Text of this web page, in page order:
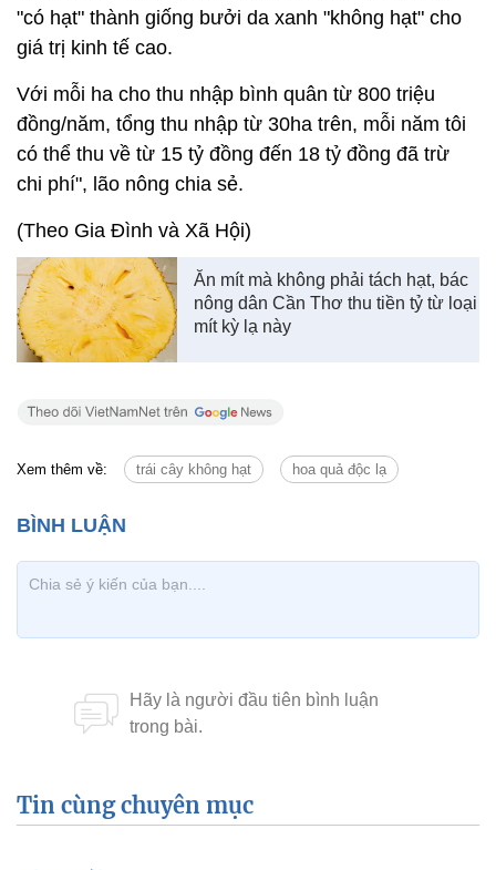
"có hạt" thành giống bưởi da xanh "không hạt" cho
giá trị kinh tế cao.
Với mỗi ha cho thu nhập bình quân từ 800 triệu
đồng/năm, tổng thu nhập từ 30ha trên, mỗi năm tôi
có thể thu về từ 15 tỷ đồng đến 18 tỷ đồng đã trừ
chi phí", lão nông chia sẻ.
(Theo Gia Đình và Xã Hội)
Ăn mít mà không phải tách hạt, bác
nông dân Cần Thơ thu tiền tỷ từ loại
mít kỳ lạ này
Xem thêm về: trái cây không hạt hoa quả độc lạ
Tin cùng chuyên mục